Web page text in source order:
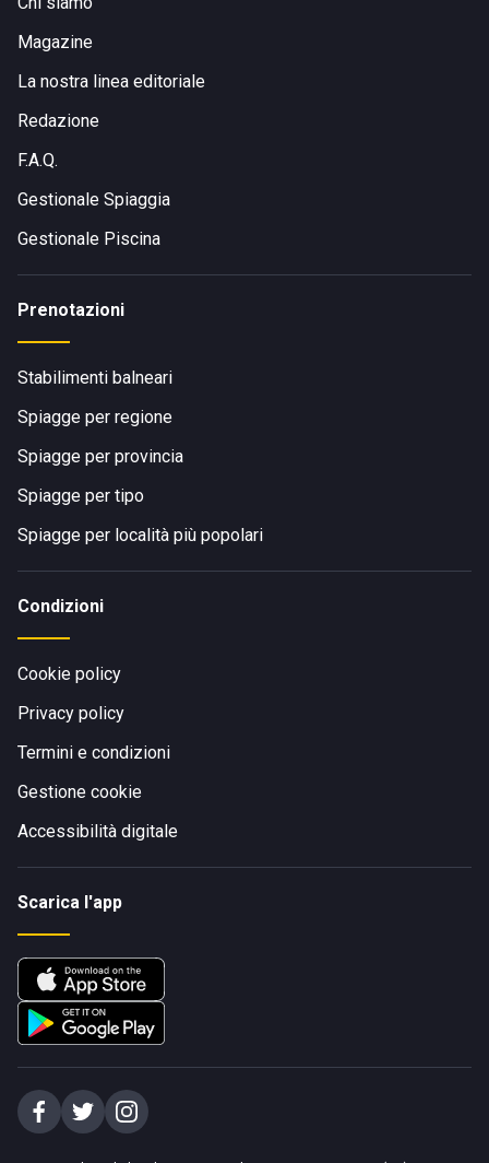
Magazine
La nostra linea editoriale
Redazione
F.A.Q.
Gestionale Spiaggia
Gestionale Piscina
Prenotazioni
Stabilimenti balneari
Spiagge per regione
Spiagge per provincia
Spiagge per tipo
Spiagge per località più popolari
Condizioni
Cookie policy
Privacy policy
Termini e condizioni
Gestione cookie
Accessibilità digitale
Scarica l'app